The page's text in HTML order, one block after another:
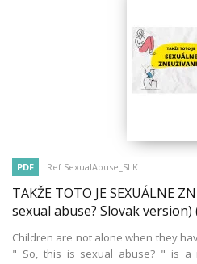
PDF Ref SexualAbuse_SLK
TAKŽE TOTO JE SEXUÁLNE
sexual abuse? Slovak version)
Children are not alone when they
" So, this is sexual abuse? " is a